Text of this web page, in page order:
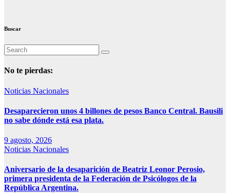
Buscar
No te pierdas:
Noticias Nacionales
Desaparecieron unos 4 billones de pesos Banco Central. Bausili
no sabe dónde está esa plata.
9 agosto, 2026
Noticias Nacionales
Aniversario de la desaparición de Beatriz Leonor Perosio,
primera presidenta de la Federación de Psicólogos de la
República Argentina.